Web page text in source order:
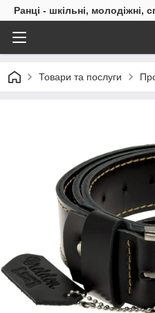
Ранці - шкільні, молодіжні,
Товари та послуги